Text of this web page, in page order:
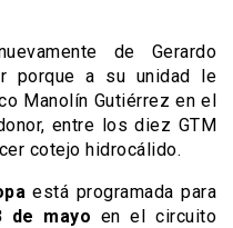
de Gerardo
porque a su unidad le
Manolín Gutiérrez en el
entre los diez GTM
cotejo hidrocálido.
está programada para
de mayo en el circuito